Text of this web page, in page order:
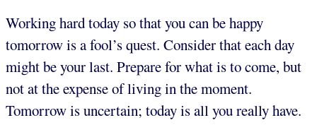
Working hard today so that you can be happy
tomorrow is a fool’s quest. Consider that each day
might be your last. Prepare for what is to come, but
not at the expense of living in the moment.
Tomorrow is uncertain; today is all you really have.